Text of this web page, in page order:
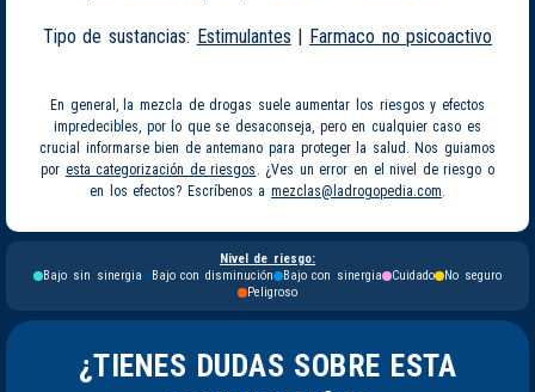
Tipo de sustancias: Estimulantes | Farmaco no psicoactivo
En general, la mezcla de drogas suele aumentar los riesgos y efectos
impredecibles, por lo que se desaconseja, pero en cualquier caso es
crucial informarse bien de antemano para proteger la salud. Nos guiamos
por esta categorización de riesgos . ¿Ves un error en el nivel de riesgo o
en los efectos? Escríbenos a mezclas@ladrogopedia.com.
Nivel de riesgo:
Bajo sin sinergia
Bajo con disminución Bajo con sinergia Cuidado
No seguro
Peligroso
¿TIENES DUDAS SOBRE ESTA